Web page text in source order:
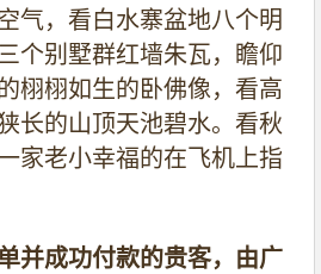
气，看白水寨盆地八个明
个别墅群红墙朱瓦，瞻仰
栩栩如生的卧佛像，看高
长的山顶天池碧水。看秋
家老小幸福的在飞机上指
并成功付款的贵客，由广